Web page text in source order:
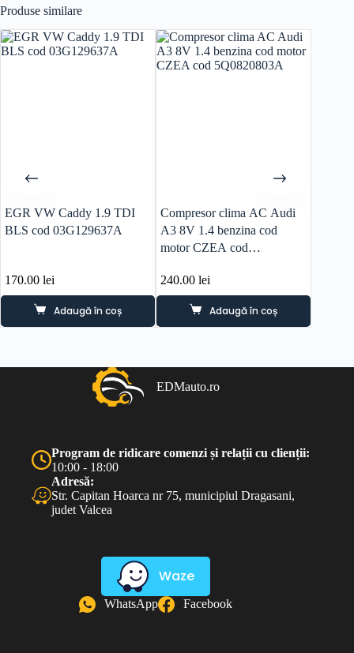
Produse similare
EGR VW Caddy 1.9 TDI
BLS cod 03G129637A
170.00 lei
Adaugă în coș
Compresor clima AC Audi
A3 8V 1.4 benzina cod
motor CZEA cod
240.00lei
Adaugă în coș
EDMauto.ro
Program de ridicare comenzi și relații cu clienții:
10:00 - 18:00
Adresă:
Str. Capitan Hoarca nr 75, municipiul Dragasani,
judet Valcea
Waze
WhatsApp Facebook